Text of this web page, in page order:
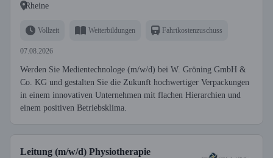
Rheine
Vollzeit Weiterbildungen Fahrtkostenzuschuss
07.08.2026
Werden Sie Medientechnologe (m/w/d) bei W. Gröning GmbH &
Co. KG und gestalten Sie die Zukunft hochwertiger Verpackungen
in einem innovativen Unternehmen mit flachen Hierarchien und
einem positiven Betriebsklima.
Leitung (m/w/d) Physiotherapie